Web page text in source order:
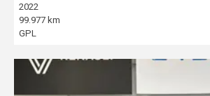
2022
99.977 km
GPL